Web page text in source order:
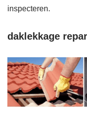
inspecteren.
daklekkage